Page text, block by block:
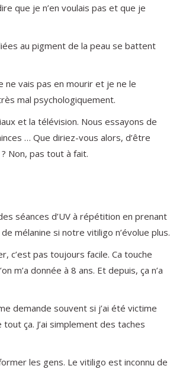
que je n’en voulais pas et que je
au pigment de la peau se battent
ne vais pas en mourir et je ne le
mal psychologiquement.
et la télévision. Nous essayons de
… Que diriez-vous alors, d’être
Non, pas tout à fait.
séances d’UV à répétition en prenant
mélanine si notre vitiligo n’évolue plus.
c’est pas toujours facile. Ca touche
m’a donnée à 8 ans. Et depuis, ça n’a
demande souvent si j’ai été victime
tout ça. J’ai simplement des taches
les gens. Le vitiligo est inconnu de